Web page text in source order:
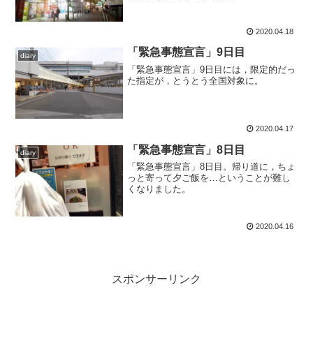
2020.04.18
diary 「緊急事態宣言」9日目
「緊急事態宣言」9日目には，限定的だっ
た指定が，とうとう全国対象に。
2020.04.17
diary 「緊急事態宣言」8日目
「緊急事態宣言」8日目。帰り道に，ちょ
っと寄って夕ご飯を…ということが難し
くなりました。
2020.04.16
スポンサーリンク